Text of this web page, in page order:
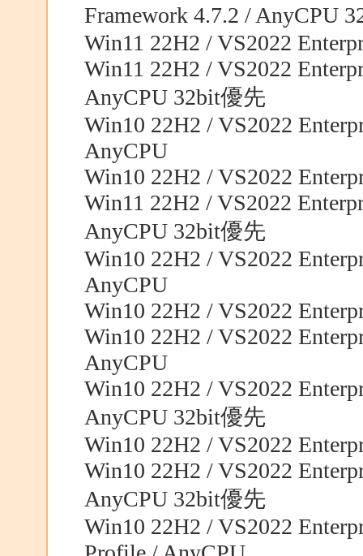
Framework 4.7.2 / AnyCPU
Win11 22H2 / VS2022
Win11 22H2 / VS2022
AnyCPU 32bit優先
Win10 22H2 / VS2022
AnyCPU
Win10 22H2 / VS2022
Win11 22H2 / VS2022
AnyCPU 32bit優先
Win10 22H2 / VS2022
AnyCPU
Win10 22H2 / VS2022
Win10 22H2 / VS2022
AnyCPU
Win10 22H2 / VS2022
AnyCPU 32bit優先
Win10 22H2 / VS2022
Win10 22H2 / VS2022
AnyCPU 32bit優先
Win10 22H2 / VS2022